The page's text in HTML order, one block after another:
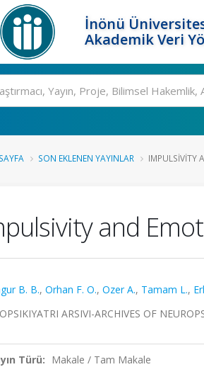
İnönü
Akademik Veri
SON EKLENEN YAYINLAR IMPULSIVITY
and
B. B., Orhan F. O., Ozer A., Tamam L.,
ARSIVI-ARCHIVES OF
Türü: Makale / Tam Makale